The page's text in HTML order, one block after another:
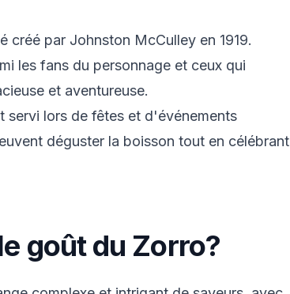
créé par Johnston McCulley en 1919.
les fans du personnage et ceux qui
et aventureuse.
servi lors de fêtes et d'événements
déguster la boisson tout en célébrant
goût du Zorro?